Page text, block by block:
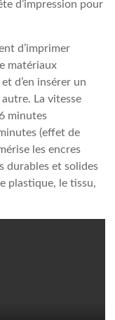
d’impression pour
d’imprimer
matériaux
d’en insérer un
La vitesse
minutes
(effet de
les encres
durables et solides
plastique, le tissu,